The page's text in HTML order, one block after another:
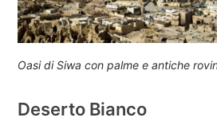
Oasi di Siwa con palme e antiche
Deserto Bianco